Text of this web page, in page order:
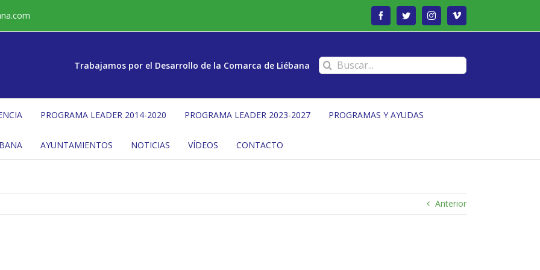
FacebookTwitterInstagramVimeo
Trabajamos por el Desarrollo de la Comarca de Liébana Buscar:
PROGRAMA LEADER 2014-2020 PROGRAMA LEADER 2023-2027 PROGRAMAS Y AYUDAS
AYUNTAMIENTOS NOTICIAS VÍDEOS CONTACTO
Anterior